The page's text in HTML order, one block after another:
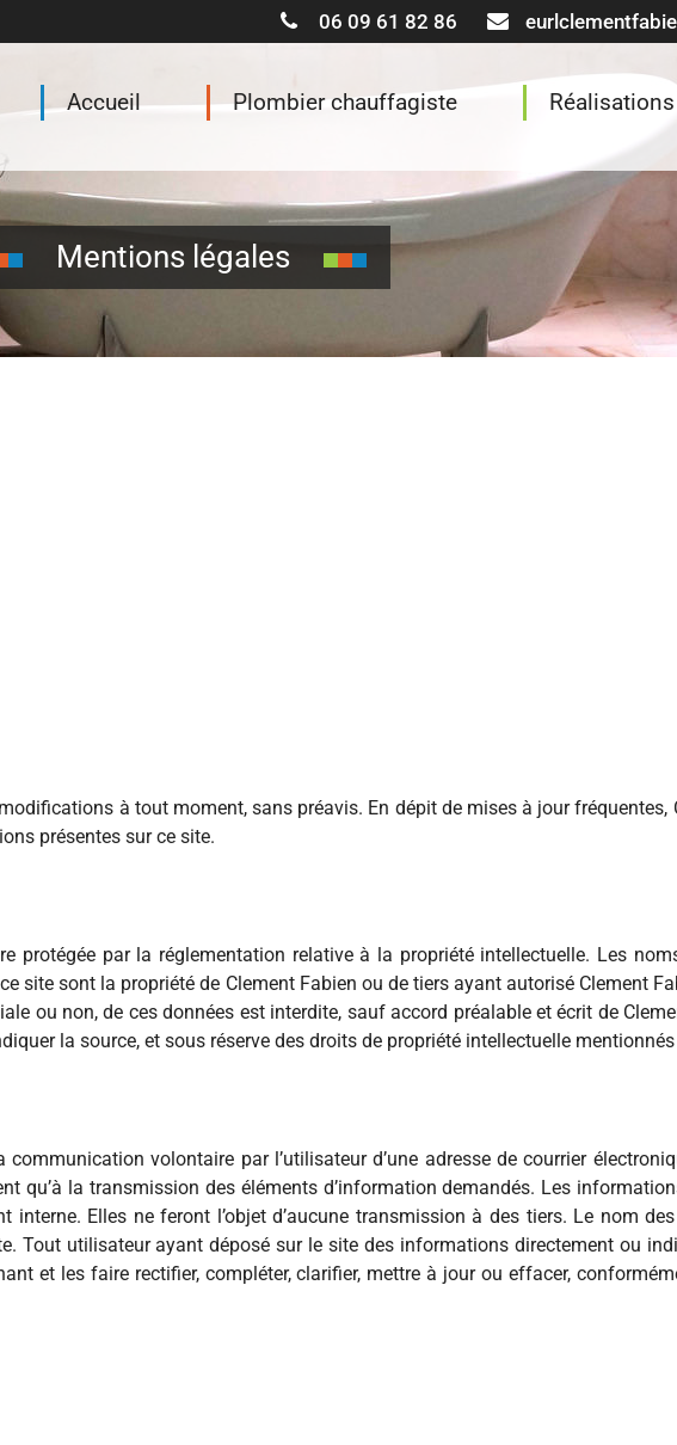
06 09 61 82 86
Accueil Plombier chauffagiste Réalisations
Mentions légales
à tout moment, sans préavis. En dépit de mises à jour fréquentes,
présentes sur ce site.
par la réglementation relative à la propriété intellectuelle. Les
site sont la propriété de Clement Fabien ou de tiers ayant autorisé Clement
ou non, de ces données est interdite, sauf accord préalable et écrit de
la source, et sous réserve des droits de propriété intellectuelle
volontaire par l’utilisateur d’une adresse de courrier
qu’à la transmission des éléments d’information demandés. Les
Elles ne feront l’objet d’aucune transmission à des tiers. Le nom
Tout utilisateur ayant déposé sur le site des informations directement ou
et les faire rectifier, compléter, clarifier, mettre à jour ou effacer,